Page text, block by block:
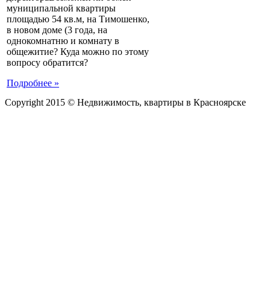
муниципальной квартиры
площадью 54 кв.м, на Тимошенко,
в новом доме (3 года, на
однокомнатню и комнату в
общежитие? Куда можно по этому
вопросу обратится?
Подробнее »
Copyright 2015 © Недвижимость, квартиры в Красноярске